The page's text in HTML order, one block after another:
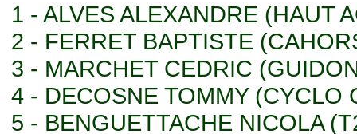
1 - ALVES ALEXANDRE (HAUT
2 - FERRET BAPTISTE
3 - MARCHET CEDRIC
4 - DECOSNE TOMMY (CYCLO
5 - BENGUETTACHE NICOLA